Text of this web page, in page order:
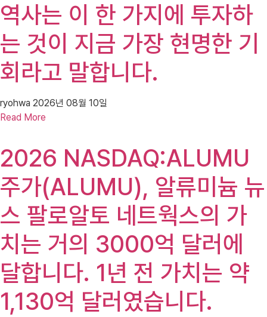
역사는 이 한 가지에 투자하
는 것이 지금 가장 현명한 기
회라고 말합니다.
ryohwa 2026년 08월 10일
Read More
2026 NASDAQ:ALUMU
주가(ALUMU), 알류미늄 뉴
스 팔로알토 네트웍스의 가
치는 거의 3000억 달러에
달합니다. 1년 전 가치는 약
1,130억 달러였습니다.